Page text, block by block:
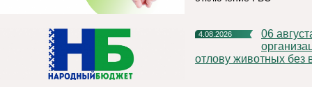
4.08.2026
06 августа 2026 года на территории Княжпогостского района,
отлову животных без